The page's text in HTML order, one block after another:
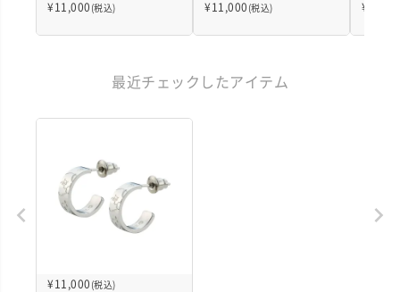
¥ 11,000 (税込) ¥ 11,000 (税込) ¥
最近チェックしたアイテム
¥ 11,000 (税込)